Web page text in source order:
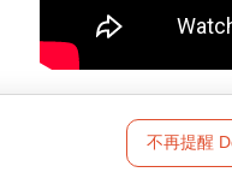
不再提醒
法受理。
需退票後重新購買。